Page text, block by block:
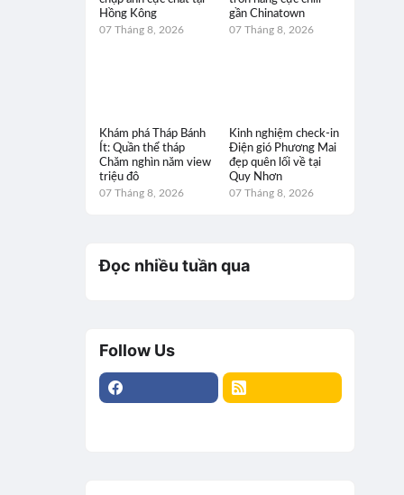
Hồng Kông
07 Tháng 8, 2026
gần Chinatown
07 Tháng 8, 2026
Khám phá Tháp Bánh
Ít: Quần thể tháp
Chăm nghìn năm view
triệu đô
07 Tháng 8, 2026
Kinh nghiệm check-in
Điện gió Phương Mai
đẹp quên lối về tại
Quy Nhơn
07 Tháng 8, 2026
Đọc nhiều tuần qua
Follow Us